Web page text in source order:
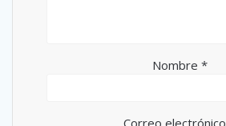
Nombre *
Correo electrónico